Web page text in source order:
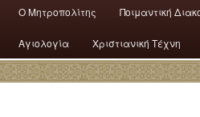
Ο Mητροπολίτης Ποιμαντική
Αγιολογία Χριστιανική Τέχνη